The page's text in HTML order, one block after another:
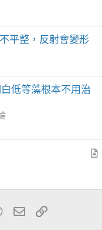
好久沒有
平整，反射會變形
低等藻根本不用治
i
WhatsApp電子郵件